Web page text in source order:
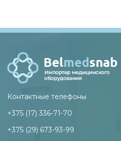
Контактные телефоны
+375 (17) 336-71-70
+375 (29) 673-93-99